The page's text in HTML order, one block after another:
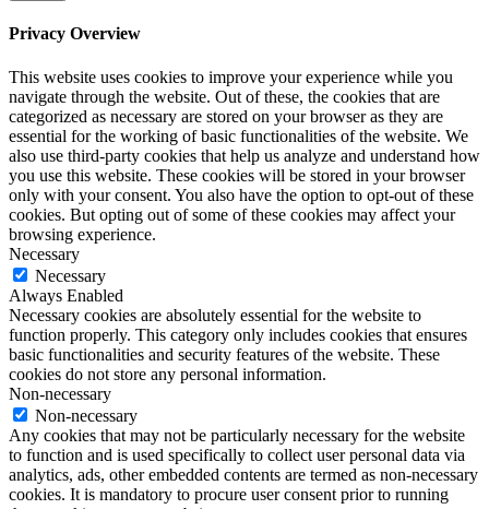
Privacy Overview
This website uses cookies to improve your experience while you
navigate through the website. Out of these, the cookies that are
categorized as necessary are stored on your browser as they are
essential for the working of basic functionalities of the website. We
also use third-party cookies that help us analyze and understand how
you use this website. These cookies will be stored in your browser
only with your consent. You also have the option to opt-out of these
cookies. But opting out of some of these cookies may affect your
browsing experience.
Necessary
Necessary
Always Enabled
Necessary cookies are absolutely essential for the website to
function properly. This category only includes cookies that ensures
basic functionalities and security features of the website. These
cookies do not store any personal information.
Non-necessary
Non-necessary
Any cookies that may not be particularly necessary for the website
to function and is used specifically to collect user personal data via
analytics, ads, other embedded contents are termed as non-necessary
cookies. It is mandatory to procure user consent prior to running